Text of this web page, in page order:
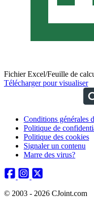
Fichier Excel/Feuille de
Télécharger pour visualiser
Conditions générales
Politique de
Politique des cookies
Signaler un contenu
Marre des virus?
© 2003 - 2026 CJoint.com